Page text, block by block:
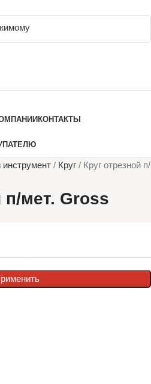
КОНТАКТЫ
/ Круг / Круг отрезной п/
п/мет. Gross